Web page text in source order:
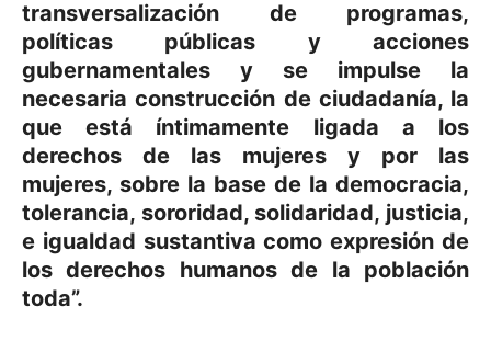
transversalización de programas,
políticas públicas y acciones
gubernamentales y se impulse la
necesaria construcción de ciudadanía, la
que está íntimamente ligada a los
derechos de las mujeres y por las
mujeres, sobre la base de la democracia,
tolerancia, sororidad, solidaridad, justicia,
e igualdad sustantiva como expresión de
los derechos humanos de la población
toda”.